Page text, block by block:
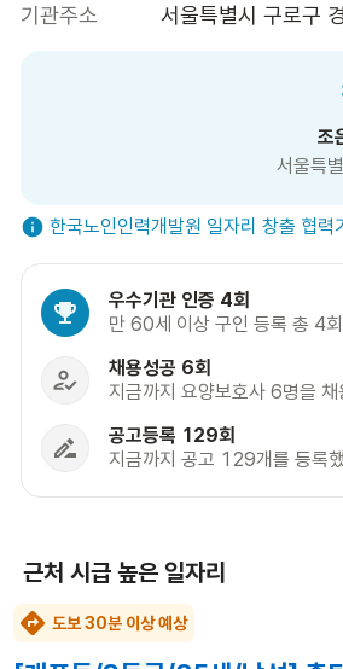
기관주소
서울특별시 구로구
조
서울특
한국노인인력개발원 일자리 창출 협력
우수기관 인증 4회
만 60세 이상 구인 등록 총 4회
채용성공 6회
지금까지 요양보호사 6명을 채
공고등록 129회
지금까지 공고 129개를 등록
근처 시급 높은 일자리
도보 30분 이상 예상